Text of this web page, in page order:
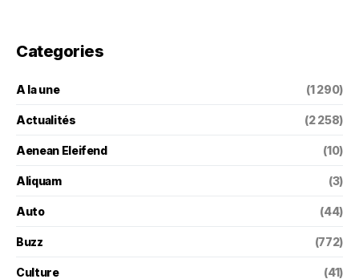
Categories
A la une (1 290)
Actualités (2 258)
Aenean Eleifend (10)
Aliquam (3)
Auto (44)
Buzz (772)
Culture (41)